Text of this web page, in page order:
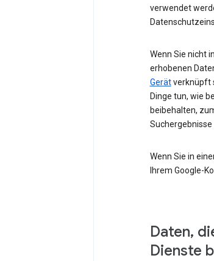
verwendet
Wenn Sie nicht
erhobenen
Gerätverknüpft
Dinge tun, wie
beibehalten,
Wenn Sie in
Ihrem Google-
Daten,
Dienste